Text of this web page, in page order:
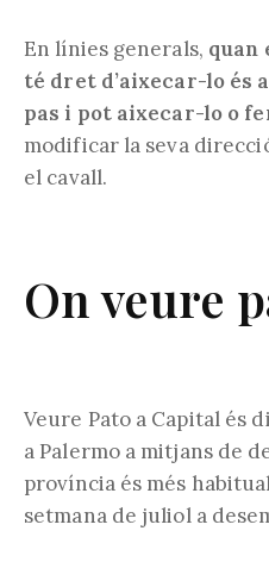
En línies generals, quan
té dret d’aixecar-lo és
pas i pot aixecar-lo o
modificar la seva
el cavall.
On veure
Veure Pato a Capital és
a Palermo a mitjans de
província és més
setmana de juliol a